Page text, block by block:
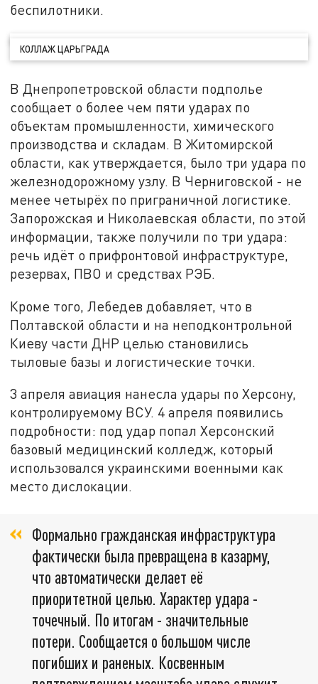
беспилотники.
КОЛЛАЖ ЦАРЬГРАДА
В Днепропетровской области подполье
сообщает о более чем пяти ударах по
объектам промышленности, химического
производства и складам. В Житомирской
области, как утверждается, было три удара по
железнодорожному узлу. В Черниговской - не
менее четырёх по приграничной логистике.
Запорожская и Николаевская области, по этой
информации, также получили по три удара:
речь идёт о прифронтовой инфраструктуре,
резервах, ПВО и средствах РЭБ.
Кроме того, Лебедев добавляет, что в
Полтавской области и на неподконтрольной
Киеву части ДНР целью становились
тыловые базы и логистические точки.
3 апреля авиация нанесла удары по Херсону,
контролируемому ВСУ. 4 апреля появились
подробности: под удар попал Херсонский
базовый медицинский колледж, который
использовался украинскими военными как
место дислокации.
Формально гражданская инфраструктура
фактически была превращена в казарму,
что автоматически делает её
приоритетной целью. Характер удара -
точечный. По итогам - значительные
потери. Сообщается о большом числе
погибших и раненых. Косвенным